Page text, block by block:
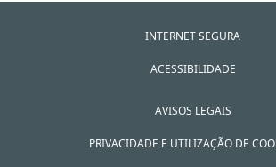
INTERNET SEGURA
ACESSIBILIDADE
AVISOS LEGAIS
PRIVACIDADE E UTILIZAÇÃO DE